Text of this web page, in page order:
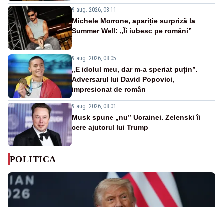
9 aug. 2026, 08:11
Michele Morrone, apariție surpriză la
Summer Well: „Îi iubesc pe români”
9 aug. 2026, 08:05
„E idolul meu, dar m-a speriat puțin”.
Adversarul lui David Popovici,
impresionat de român
9 aug. 2026, 08:01
Musk spune „nu” Ucrainei. Zelenski îi
cere ajutorul lui Trump
POLITICA